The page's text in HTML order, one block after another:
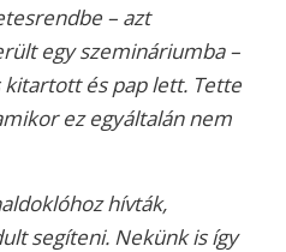
– azt
egy szemináriumba –
kitartott és pap lett. Tette
ez egyáltalán nem
hívták,
segíteni. Nekünk is így